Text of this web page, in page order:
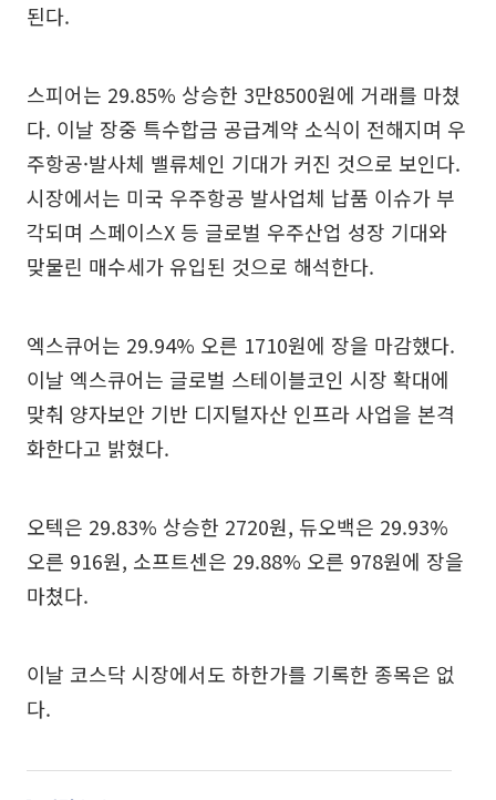
된다.
스피어는 29.85% 상승한 3만8500원에 거래를 마쳤
다. 이날 장중 특수합금 공급계약 소식이 전해지며 우
주항공·발사체 밸류체인 기대가 커진 것으로 보인다.
시장에서는 미국 우주항공 발사업체 납품 이슈가 부
각되며 스페이스X 등 글로벌 우주산업 성장 기대와
맞물린 매수세가 유입된 것으로 해석한다.
엑스큐어는 29.94% 오른 1710원에 장을 마감했다.
이날 엑스큐어는 글로벌 스테이블코인 시장 확대에
맞춰 양자보안 기반 디지털자산 인프라 사업을 본격
화한다고 밝혔다.
오텍은 29.83% 상승한 2720원, 듀오백은 29.93%
오른 916원, 소프트센은 29.88% 오른 978원에 장을
마쳤다.
이날 코스닥 시장에서도 하한가를 기록한 종목은 없
다.